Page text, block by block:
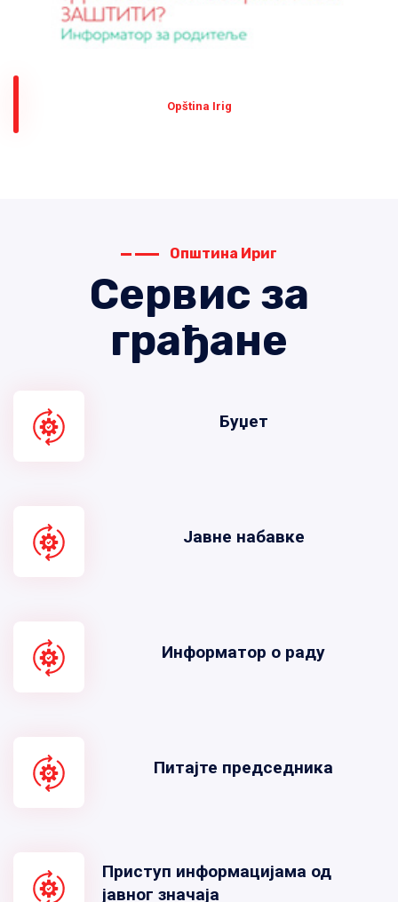
Оpština Irig
Општина Ириг
Сервис за
грађане
Буџет
Јавне набавке
Информатор о раду
Питајте председника
Приступ информацијама од
јавног значаја